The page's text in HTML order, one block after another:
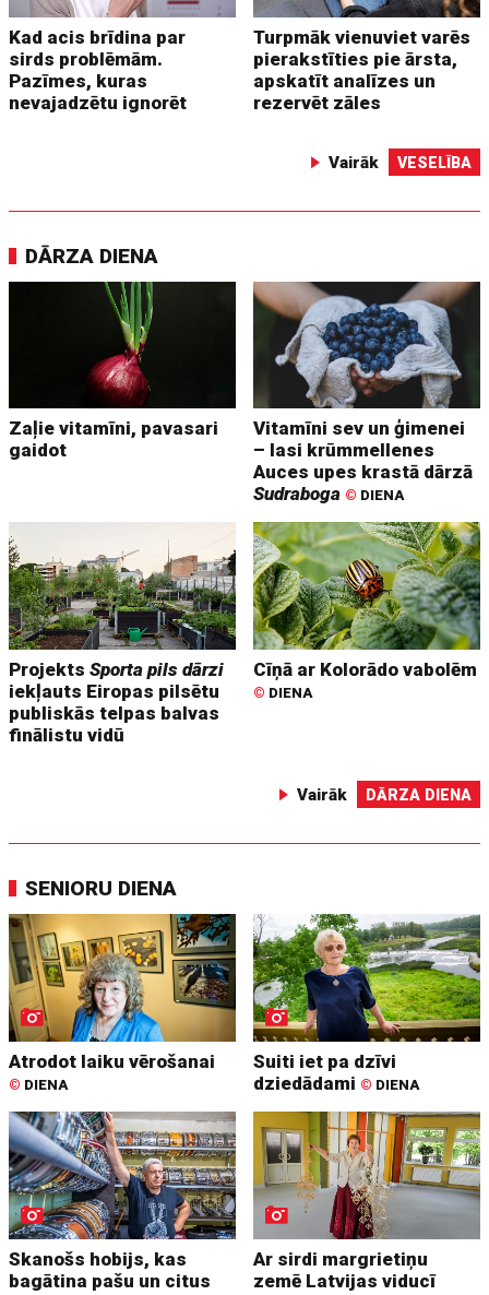
Kad acis brīdina par
sirds problēmām.
Pazīmes, kuras
nevajadzētu ignorēt
Turpmāk vienuviet varēs
pierakstīties pie ārsta,
apskatīt analīzes un
rezervēt zāles
Vairāk VESELĪBA
DĀRZA DIENA
Zaļie vitamīni, pavasari
gaidot
Vitamīni sev un ģimenei
– lasi krūmmellenes
Auces upes krastā dārzā
Sudraboga © DIENA
ProjektsSporta pils dārzi
iekļauts Eiropas pilsētu
publiskās telpas balvas
finālistu vidū
Cīņā ar Kolorādo vabolēm
© DIENA
Vairāk DĀRZA DIENA
SENIORU DIENA
Atrodot laiku vērošanai
© DIENA
Suiti iet pa dzīvi
dziedādami © DIENA
Skanošs hobijs, kas
bagātina pašu un citus
Ar sirdi margrietiņu
zemē Latvijas viducī